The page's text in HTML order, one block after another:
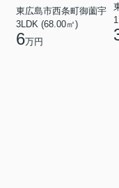
東広島市西条町御薗宇
3LDK (68.00㎡)
6万円